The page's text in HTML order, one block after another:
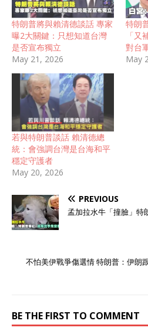
特朗普將與賴清德談話 專家
曝2大關鍵：只想知道台灣
是否宣布獨立
May 21, 2026
特朗
「
對台
May
若與特朗普談話 賴清德總
統：會強調台灣是台海和平
穩定守護者
May 20, 2026
PREVIOUS
孟加拉水牛「撞臉」
不怕美伊戰爭傷選情 特朗普：伊朗
BE THE FIRST TO COMMENT